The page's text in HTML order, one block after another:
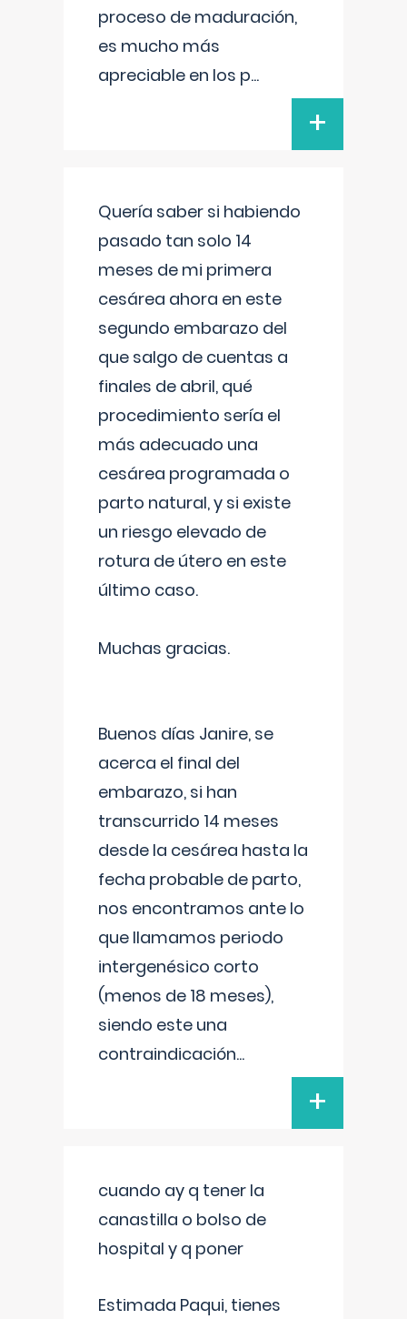
proceso de maduración,
es mucho más
apreciable en los p...
+
Quería saber si habiendo
pasado tan solo 14
meses de mi primera
cesárea ahora en este
segundo embarazo del
que salgo de cuentas a
finales de abril, qué
procedimiento sería el
más adecuado una
cesárea programada o
parto natural, y si existe
un riesgo elevado de
rotura de útero en este
último caso.
Muchas gracias.
Buenos días Janire, se
acerca el final del
embarazo, si han
transcurrido 14 meses
desde la cesárea hasta la
fecha probable de parto,
nos encontramos ante lo
que llamamos periodo
intergenésico corto
(menos de 18 meses),
siendo este una
contraindicación...
+
cuando ay q tener la
canastilla o bolso de
hospital y q poner
Estimada Paqui, tienes